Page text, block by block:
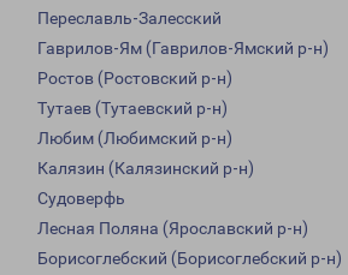
Переславль-Залесский
Гаврилов-Ям (Гаврилов-Ямский р-н)
Ростов (Ростовский р-н)
Тутаев (Тутаевский р-н)
Любим (Любимский р-н)
Калязин (Калязинский р-н)
Судоверфь
Лесная Поляна (Ярославский р-н)
Борисоглебский (Борисоглебский р-н)